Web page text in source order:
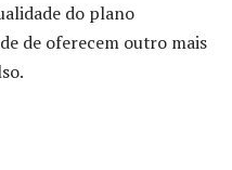
do plano
de oferecem outro mais